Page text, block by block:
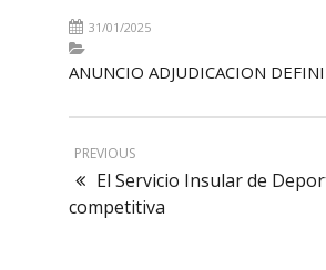
31/01/2025
ANUNCIO ADJUDICACION
PREVIOUS
El Servicio Insular de
competitiva